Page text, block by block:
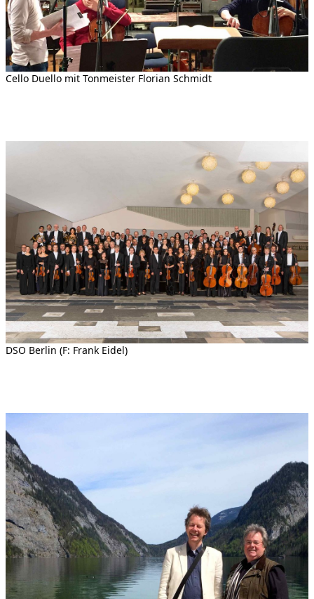
Cello Duello mit Tonmeister Florian Schmidt
DSO Berlin (F: Frank Eidel)